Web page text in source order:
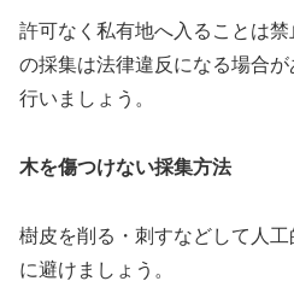
許可なく私有地へ入ることは
の採集は法律違反になる場合
行いましょう。
木を傷つけない採集方法
樹皮を削る・刺すなどして人
に避けましょう。